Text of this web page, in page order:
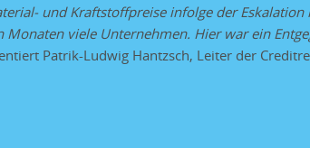
und Kraftstoffpreise infolge der Eskalation
Monaten viele Unternehmen. Hier war ein
Patrik-Ludwig Hantzsch, Leiter der